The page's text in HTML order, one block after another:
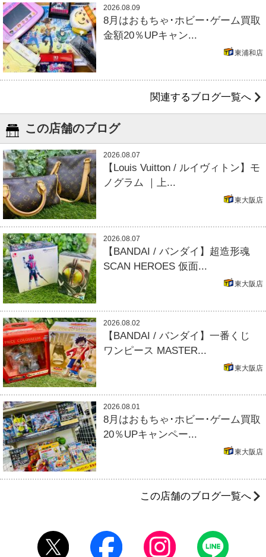
2026.08.09
8月はおもちゃ･ホビー･ゲーム買取
金額20％UPキャン...
東浦和店
関連するブログ一覧へ
この店舗のブログ
2026.08.07
【Louis Vuitton / ルイヴィトン】モ
ノグラム ｜上...
東大阪店
2026.08.07
【BANDAI / バンダイ】超造形魂
SCAN HEROES 仮面...
東大阪店
2026.08.02
【BANDAI / バンダイ】一番くじ
ワンピース MASTER...
東大阪店
2026.08.01
8月はおもちゃ･ホビー･ゲーム買取
20％UPキャンペー...
東大阪店
この店舗のブログ一覧へ